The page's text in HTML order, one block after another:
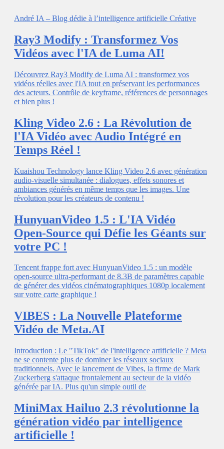
André IA – Blog dédie à l’intelligence artificielle Créative
Ray3 Modify : Transformez Vos
Vidéos avec l'IA de Luma AI!
Découvrez Ray3 Modify de Luma AI : transformez vos
vidéos réelles avec l'IA tout en préservant les performances
des acteurs. Contrôle de keyframe, références de personnages
et bien plus !
Kling Video 2.6 : La Révolution de
l'IA Vidéo avec Audio Intégré en
Temps Réel !
Kuaishou Technology lance Kling Video 2.6 avec génération
audio-visuelle simultanée : dialogues, effets sonores et
ambiances générés en même temps que les images. Une
révolution pour les créateurs de contenu !
HunyuanVideo 1.5 : L'IA Vidéo
Open-Source qui Défie les Géants sur
votre PC !
Tencent frappe fort avec HunyuanVideo 1.5 : un modèle
open-source ultra-performant de 8.3B de paramètres capable
de générer des vidéos cinématographiques 1080p localement
sur votre carte graphique !
VIBES : La Nouvelle Plateforme
Vidéo de Meta.AI
Introduction : Le "TikTok" de l'intelligence artificielle ? Meta
ne se contente plus de dominer les réseaux sociaux
traditionnels. Avec le lancement de Vibes, la firme de Mark
Zuckerberg s'attaque frontalement au secteur de la vidéo
générée par IA. Plus qu'un simple outil de
MiniMax Hailuo 2.3 révolutionne la
génération vidéo par intelligence
artificielle !